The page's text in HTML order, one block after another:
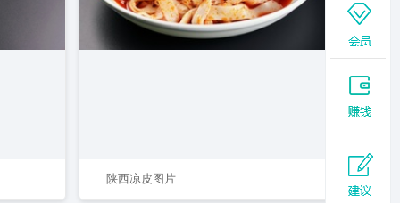
陕西凉皮图片